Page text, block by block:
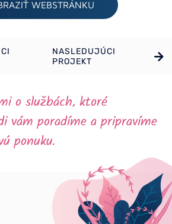
WEBSTRÁNKU
NASLEDUJÚCI
PROJEKT
o službách, ktoré
vám poradíme a pripravíme
ponuku.